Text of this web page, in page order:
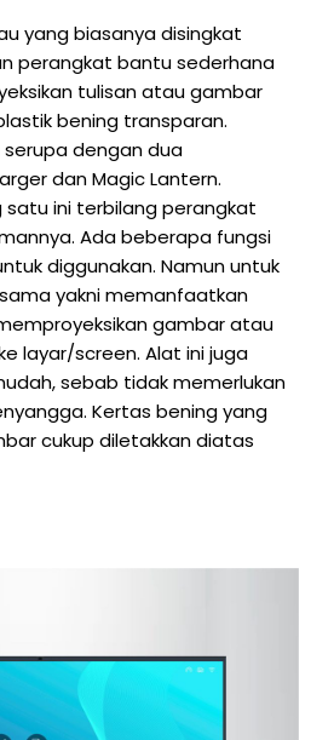
yang biasanya disingkat
perangkat bantu sederhana
tulisan atau gambar
bening transparan.
serupa dengan dua
dan Magic Lantern.
satu ini terbilang perangkat
Ada beberapa fungsi
diggunakan. Namun untuk
yakni memanfaatkan
gambar atau
layar/screen. Alat ini juga
sebab tidak memerlukan
Kertas bening yang
cukup diletakkan diatas